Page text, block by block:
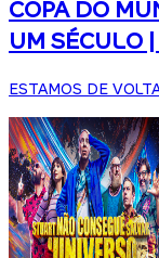
COPA DO
UM SÉCULO
ESTAMOS DE